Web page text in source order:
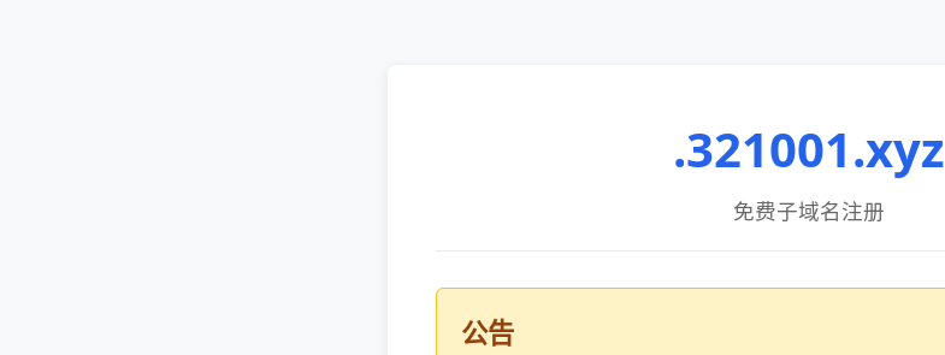
.321001.xyz
免费子域名注册
公告